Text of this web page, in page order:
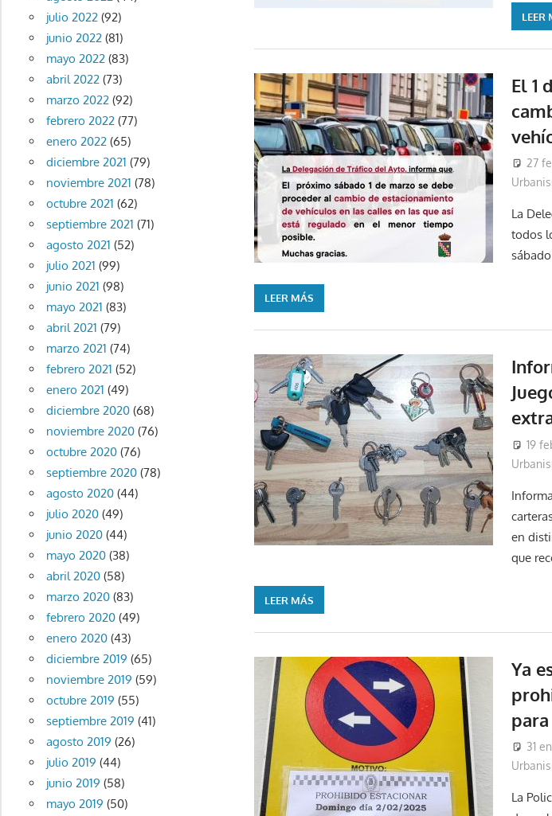
LEER
El 1
27
La
todos
LEER MÁS
19
en
que
LEER MÁS
Ya
31
La
julio 2022(92)
junio 2022(81)
mayo 2022(83)
abril 2022(73)
marzo 2022(92)
febrero 2022(77)
enero 2022(65)
diciembre 2021 (79)
noviembre 2021 (78)
octubre 2021 (62)
septiembre 2021 (71)
agosto 2021 (52)
julio 2021 (99)
junio 2021 (98)
mayo 2021 (83)
abril 2021 (79)
marzo 2021 (74)
febrero 2021 (52)
enero 2021 (49)
diciembre 2020(68)
noviembre 2020(76)
octubre 2020(76)
septiembre 2020(78)
agosto 2020(44)
julio 2020(49)
junio 2020(44)
mayo 2020(38)
abril 2020(58)
marzo 2020(83)
febrero 2020(49)
enero 2020(43)
diciembre 2019 (65)
noviembre 2019 (59)
octubre 2019 (55)
septiembre 2019 (41)
agosto 2019 (26)
julio 2019 (44)
junio 2019 (58)
mayo 2019 (50)